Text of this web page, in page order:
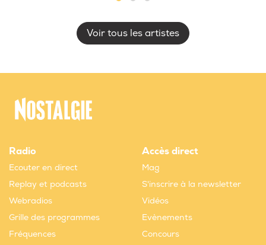
Voir tous les artistes
Radio
Ecouter en direct
Replay et podcasts
Webradios
Grille des programmes
Fréquences
Accès direct
Mag
S'inscrire à la newsletter
Vidéos
Evènements
Concours